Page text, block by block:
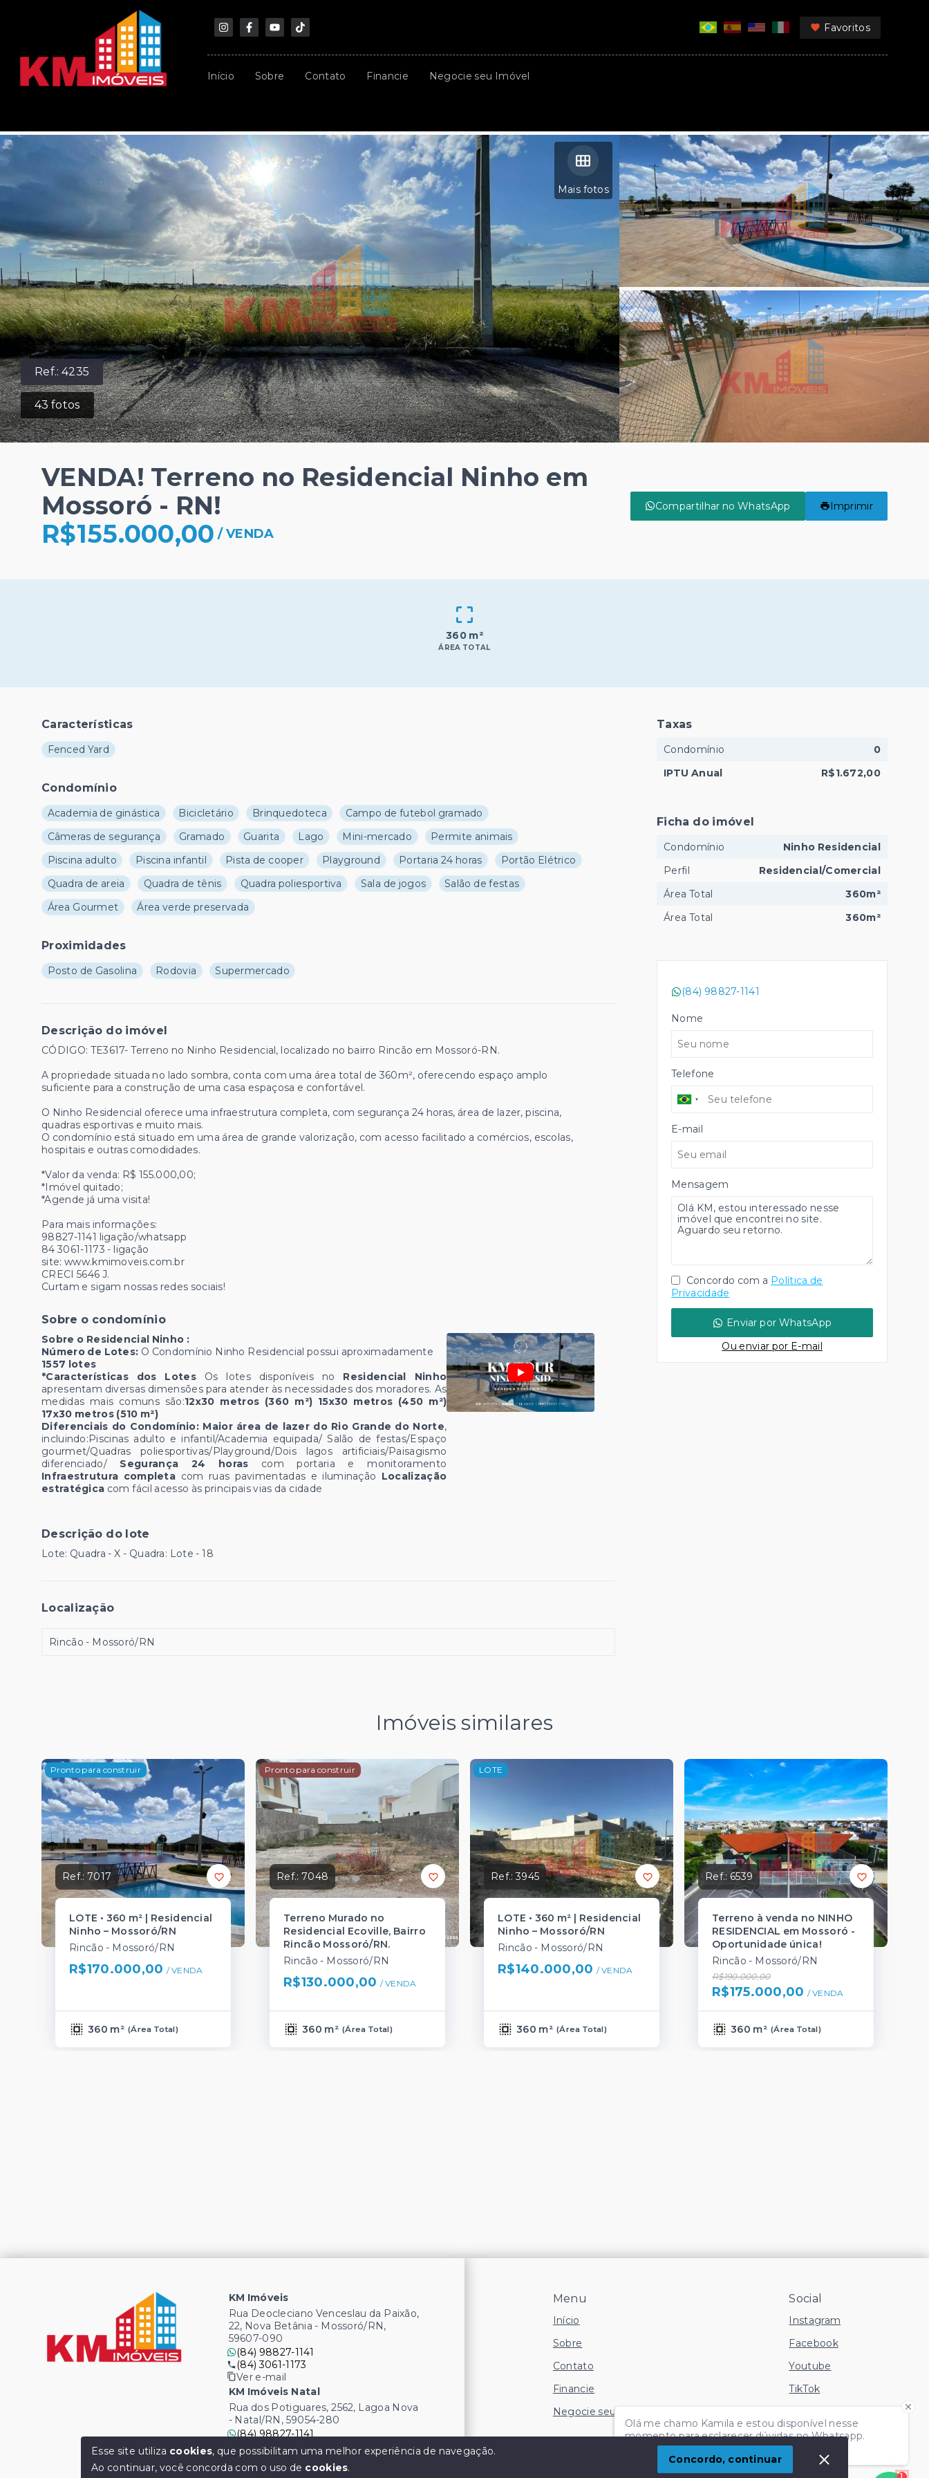
Favoritos
Início Sobre Contato Financie Negocie seu Imóvel
Ref.:4235
43fotos
Mais fotos
VENDA! Terreno no Residencial Ninho em
Mossoró - RN!
R$155.000,00 /VENDA
Compartilhar no WhatsApp Imprimir
360 m²
ÁREA TOTAL
Características
Fenced Yard
Condomínio
Academia de ginástica Bicicletário Brinquedoteca
Campo de futebol gramado
Câmeras de segurança
Gramado Guarita Lago Mini-mercado
Permite animais
Piscina adulto
Piscina infantil Pista de cooper Playground Portaria 24 horas
Portão Elétrico
Quadra de areia
Quadra de tênis Quadra poliesportiva Sala de jogos
Salão de festas
Área Gourmet
Área verde preservada
Proximidades
Posto de Gasolina Rodovia Supermercado
Descrição do imóvel
CÓDIGO: TE3617- Terreno no Ninho Residencial, localizado no bairro Rincão em Mossoró-RN.
A propriedade situada no lado sombra, conta com uma área total de 360m², oferecendo espaço amplo
suficiente para a construção de uma casa espaçosa e confortável.
O Ninho Residencial oferece uma infraestrutura completa, com segurança 24 horas, área de lazer, piscina,
quadras esportivas e muito mais.
O condomínio está situado em uma área de grande valorização, com acesso facilitado a comércios, escolas,
hospitais e outras comodidades.
*Valor da venda: R$ 155.000,00;
*Imóvel quitado;
*Agende já uma visita!
Para mais informações:
98827-1141 ligação/whatsapp
84 3061-1173 - ligação
site: www.kmimoveis.com.br
CRECI 5646 J.
Curtam e sigam nossas redes sociais!
Sobre o condomínio
Sobre o Residencial Ninho :
Número de Lotes: O Condomínio Ninho Residencial possui aproximadamente
1557 lotes
*Características dos Lotes Os lotes disponíveis no Residencial Ninho
apresentam diversas dimensões para atender às necessidades dos moradores. As
medidas mais comuns são:12x30 metros (360 m²) 15x30 metros (450 m²)
17x30 metros (510 m²)
Diferenciais do Condomínio: Maior área de lazer do Rio Grande do Norte,
incluindo:Piscinas adulto e infantil/Academia equipada/ Salão de festas/Espaço
gourmet/Quadras poliesportivas/Playground/Dois lagos artificiais/Paisagismo
diferenciado/ Segurança 24 horas com portaria e monitoramento
Infraestrutura completa com ruas pavimentadas e iluminação Localização
estratégica com fácil acesso às principais vias da cidade
Descrição do lote
Lote: Quadra - X - Quadra: Lote - 18
Localização
Rincão - Mossoró/RN
Taxas
Condomínio
0
IPTU Anual
R$1.672,00
Ficha do imóvel
Condomínio
Ninho Residencial
Perfil
Residencial/Comercial
Área Total
360m²
Área Total
360m²
(84) 98827-1141
Nome
Telefone
E-mail
Mensagem
Concordo com a Política de
Privacidade
Enviar por WhatsApp
Ou enviar por E-mail
Imóveis similares
Pronto para construir
Ref.: 7017
LOTE • 360 m² | Residencial
Ninho – Mossoró/RN
Rincão - Mossoró/RN
R$170.000,00 / VENDA
360 m² (Área Total)
Pronto para construir
Ref.:7048
Terreno Murado no
Residencial Ecoville, Bairro
Rincão Mossoró/RN.
Rincão - Mossoró/RN
R$130.000,00 / VENDA
360 m² (Área Total)
LOTE
Ref.:3945
LOTE • 360 m² | Residencial
Ninho – Mossoró/RN
Rincão - Mossoró/RN
R$140.000,00 / VENDA
360 m² (Área Total)
Ref.: 6539
Terreno à venda no NINHO
RESIDENCIAL em Mossoró -
Oportunidade única!
Rincão - Mossoró/RN
R$190.000,00
R$175.000,00 / VENDA
360 m² (Área Total)
Olá me chamo Kamila e estou disponível nesse
momento para esclarecer dúvidas no Whatsapp.
Independente do horário é só chamar!
Menu
Início
Sobre
Contato
Financie
Negocie seu Imóvel
Social
Instagram
Facebook
Youtube
TikTok
KM Imóveis
Rua Deocleciano Venceslau da Paixão,
22, Nova Betânia - Mossoró/RN,
59607-090
(84) 98827-1141
(84) 3061-1173
Ver e-mail
KM Imóveis Natal
Rua dos Potiguares, 2562, Lagoa Nova
- Natal/RN, 59054-280
(84) 98827-1141
(84) 3061-1173
Ver e-mail
Esse site utiliza cookies, que possibilitam uma melhor experiência de navegação.
Ao continuar, você concorda com o uso de cookies.
Concordo, continuar